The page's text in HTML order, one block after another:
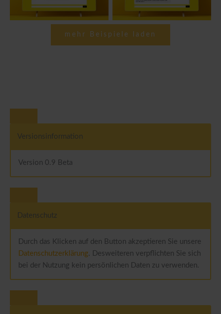
mehr Beispiele laden
Versionsinformation
Version 0.9 Beta
Datenschutz
Durch das Klicken auf den Button akzeptieren Sie unsere
Datenschutzerklärung. Desweiteren verpflichten Sie sich
bei der Nutzung kein persönlichen Daten zu verwenden.